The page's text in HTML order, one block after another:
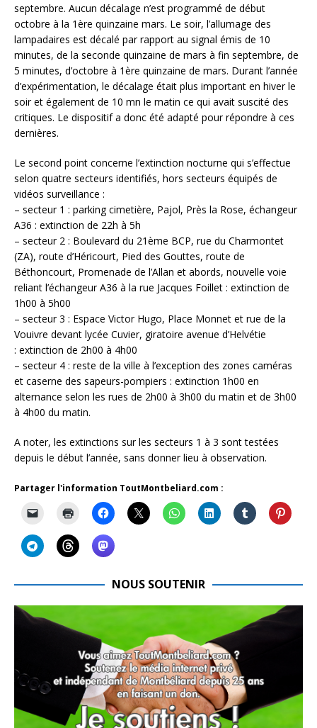
septembre. Aucun décalage n’est programmé de début
octobre à la 1ère quinzaine mars. Le soir, l’allumage des
lampadaires est décalé par rapport au signal émis de 10
minutes, de la seconde quinzaine de mars à fin septembre, de
5 minutes, d’octobre à 1ère quinzaine de mars. Durant l’année
d’expérimentation, le décalage était plus important en hiver le
soir et également de 10 mn le matin ce qui avait suscité des
critiques. Le dispositif a donc été adapté pour répondre à ces
dernières.
Le second point concerne l’extinction nocturne qui s’effectue
selon quatre secteurs identifiés, hors secteurs équipés de
vidéos surveillance :
– secteur 1 : parking cimetière, Pajol, Près la Rose, échangeur
A36 : extinction de 22h à 5h
– secteur 2 : Boulevard du 21ème BCP, rue du Charmontet
(ZA), route d’Héricourt, Pied des Gouttes, route de
Béthoncourt, Promenade de l’Allan et abords, nouvelle voie
reliant l’échangeur A36 à la rue Jacques Foillet : extinction de
1h00 à 5h00
– secteur 3 : Espace Victor Hugo, Place Monnet et rue de la
Vouivre devant lycée Cuvier, giratoire avenue d’Helvétie
: extinction de 2h00 à 4h00
– secteur 4 : reste de la ville à l’exception des zones caméras
et caserne des sapeurs-pompiers : extinction 1h00 en
alternance selon les rues de 2h00 à 3h00 du matin et de 3h00
à 4h00 du matin.
A noter, les extinctions sur les secteurs 1 à 3 sont testées
depuis le début l’année, sans donner lieu à observation.
Partager l'information ToutMontbeliard.com :
NOUS SOUTENIR